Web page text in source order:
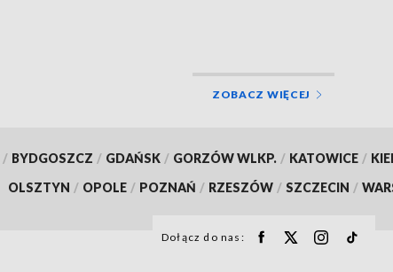
ZOBACZ WIĘCEJ
/ BYDGOSZCZ / GDAŃSK / GORZÓW WLKP. / KATOWICE /
OLSZTYN / OPOLE / POZNAŃ / RZESZÓW / SZCZECIN /
Dołącz do nas: